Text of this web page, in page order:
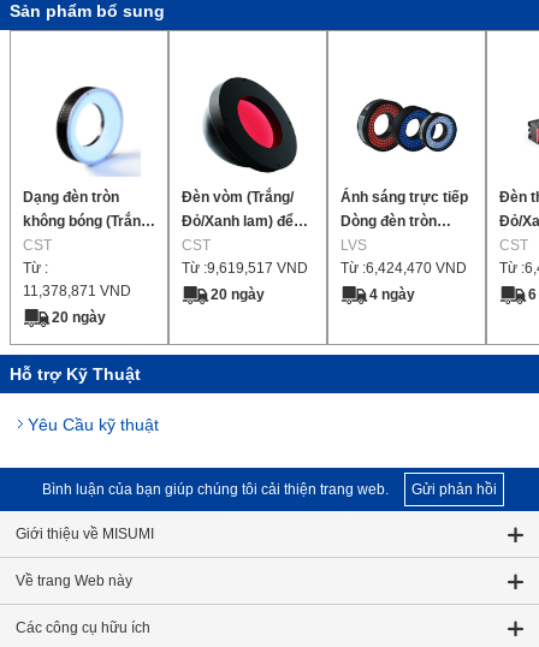
Sản phẩm bổ sung
Dạng đèn tròn
không bóng (Trắng/
Đỏ/Xanh lam) để
kiểm tra linh kiện
điện tử, v.v.
CST
Từ :
11,378,871 VND
20 ngày
Đèn vòm (Trắng/
Đỏ/Xanh lam) để
kiểm tra hình thức
bên ngoài của các
bề mặt không bằng
CST
Từ :9,619,517 VND
20 ngày
Ánh sáng trực tiếp
Dòng đèn tròn
DRT/DRF
LVS
Từ :6,424,470 VND
4 ngày
Đèn
Đỏ/
độ
CST
Từ :
Hỗ trợ Kỹ Thuật
Yêu Cầu kỹ thuật
Bình luận của bạn giúp chúng tôi cải thiện trang web. Gửi phản hồi
Giới thiệu về MISUMI
Về trang Web này
Các công cụ hữu ích